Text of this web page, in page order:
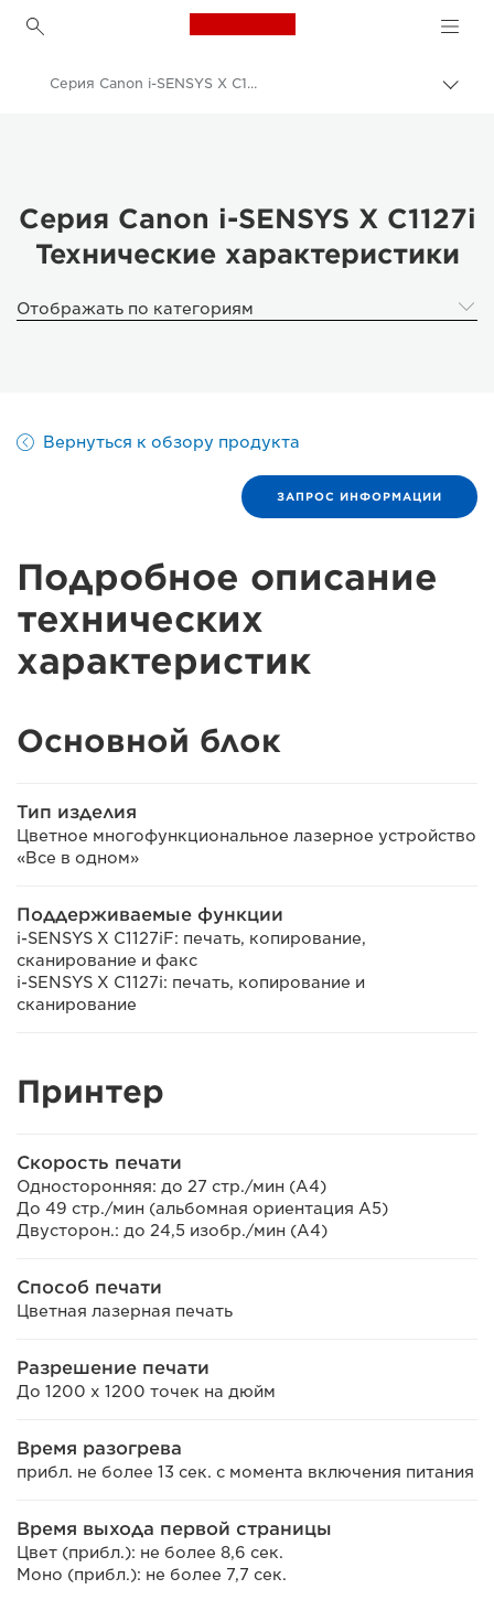
Canon Logo, back to
Продукты и решения для бизнеса
Принтеры и факсимильные аппараты для бизнеса
Серия Canon i-SENSYS X C1127i - Технические характеристики
Серия Canon i-SENSYS X C1127i
Технические характеристики
Отображать по категориям
Вернуться к обзору продукта
ЗАПРОС ИНФОРМАЦИИ
Подробное описание
технических
характеристик
Основной блок
Тип изделия
Цветное многофункциональное лазерное устройство
«Все в одном»
Поддерживаемые функции
i-SENSYS X C1127iF: печать, копирование,
сканирование и факс
i-SENSYS X C1127i: печать, копирование и
сканирование
Принтер
Скорость печати
Односторонняя: до 27 стр./мин (A4)
До 49 стр./мин (альбомная ориентация A5)
Двусторон.: до 24,5 изобр./мин (A4)
Способ печати
Цветная лазерная печать
Разрешение печати
До 1200 х 1200 точек на дюйм
Время разогрева
прибл. не более 13 сек. с момента включения питания
Время выхода первой страницы
Цвет (прибл.): не более 8,6 сек.
Моно (прибл.): не более 7,7 сек.